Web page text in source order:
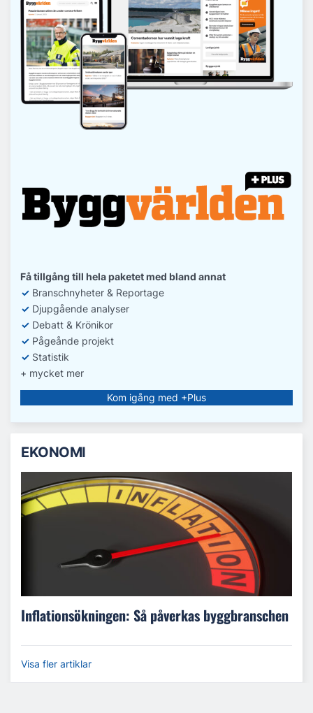
Få tillgång till hela paketet med bland annat
✓ Branschnyheter & Reportage
✓ Djupgående analyser
✓ Debatt & Krönikor
✓ Pågeånde projekt
✓ Statistik
+ mycket mer
Kom igång med +Plus
EKONOMI
Inflationsökningen: Så påverkas byggbranschen
Visa fler artiklar